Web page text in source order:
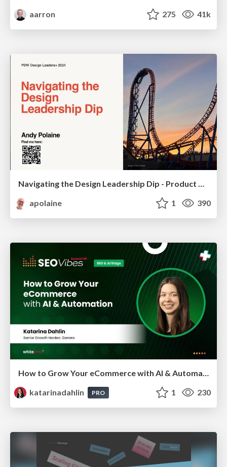
aarron
275 41k
Navigating the Design Leadership Dip - Product Design Week Design Leaders+ Conference 2024
apolaine
1 390
katarinadahlin
PRO 1 230